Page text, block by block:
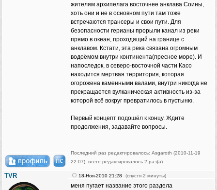
жителям архипелага восточнее анклава Соины,
хоть они и не в основном пути там тоже
встречаются трансеры и свои пути. Для
безопасности герианы прорыли канал из реки
прямо в океан, проходящий на границе с
анклавом. Кстати, эта река связана огромным
водоёмом внутри континента(пресное море). И
напоследок, в северо-восточной части Касо
находится мертвая территория, которая
огорожена каменными валами, внутри никогда не
прекращается вулканическая активность из-за
которой всё вокруг превратилось в пустыню.
Первый концепт подошёл к концу. Ждите
продолжения, задавайте вопросы.
Последний раз редактировалось: Asgaroth (2010-11-19
22:07), всего редактировалось 2 раз(а)
TVR 18-Ноя-2010 21:28 (спустя 2 минуты)
меня пугает название этого раздела